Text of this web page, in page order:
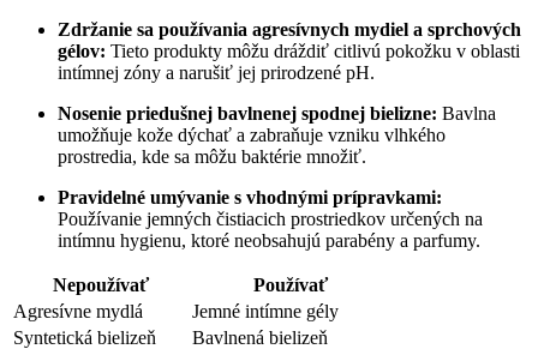
Zdržanie sa používania agresívnych mydiel a sprchových
gélov: Tieto produkty môžu dráždiť citlivú pokožku v oblasti
intímnej zóny a narušiť jej prirodzené pH.
Nosenie priedušnej bavlnenej spodnej bielizne: Bavlna
umožňuje kože dýchať a zabraňuje vzniku vlhkého
prostredia, kde sa môžu baktérie množiť.
Pravidelné umývanie s vhodnými prípravkami:
Používanie jemných čistiacich prostriedkov určených na
intímnu hygienu, ktoré neobsahujú parabény a parfumy.
Nepoužívať
Používať
Agresívne mydlá
Jemné intímne gély
Syntetická bielizeň
Bavlnená bielizeň